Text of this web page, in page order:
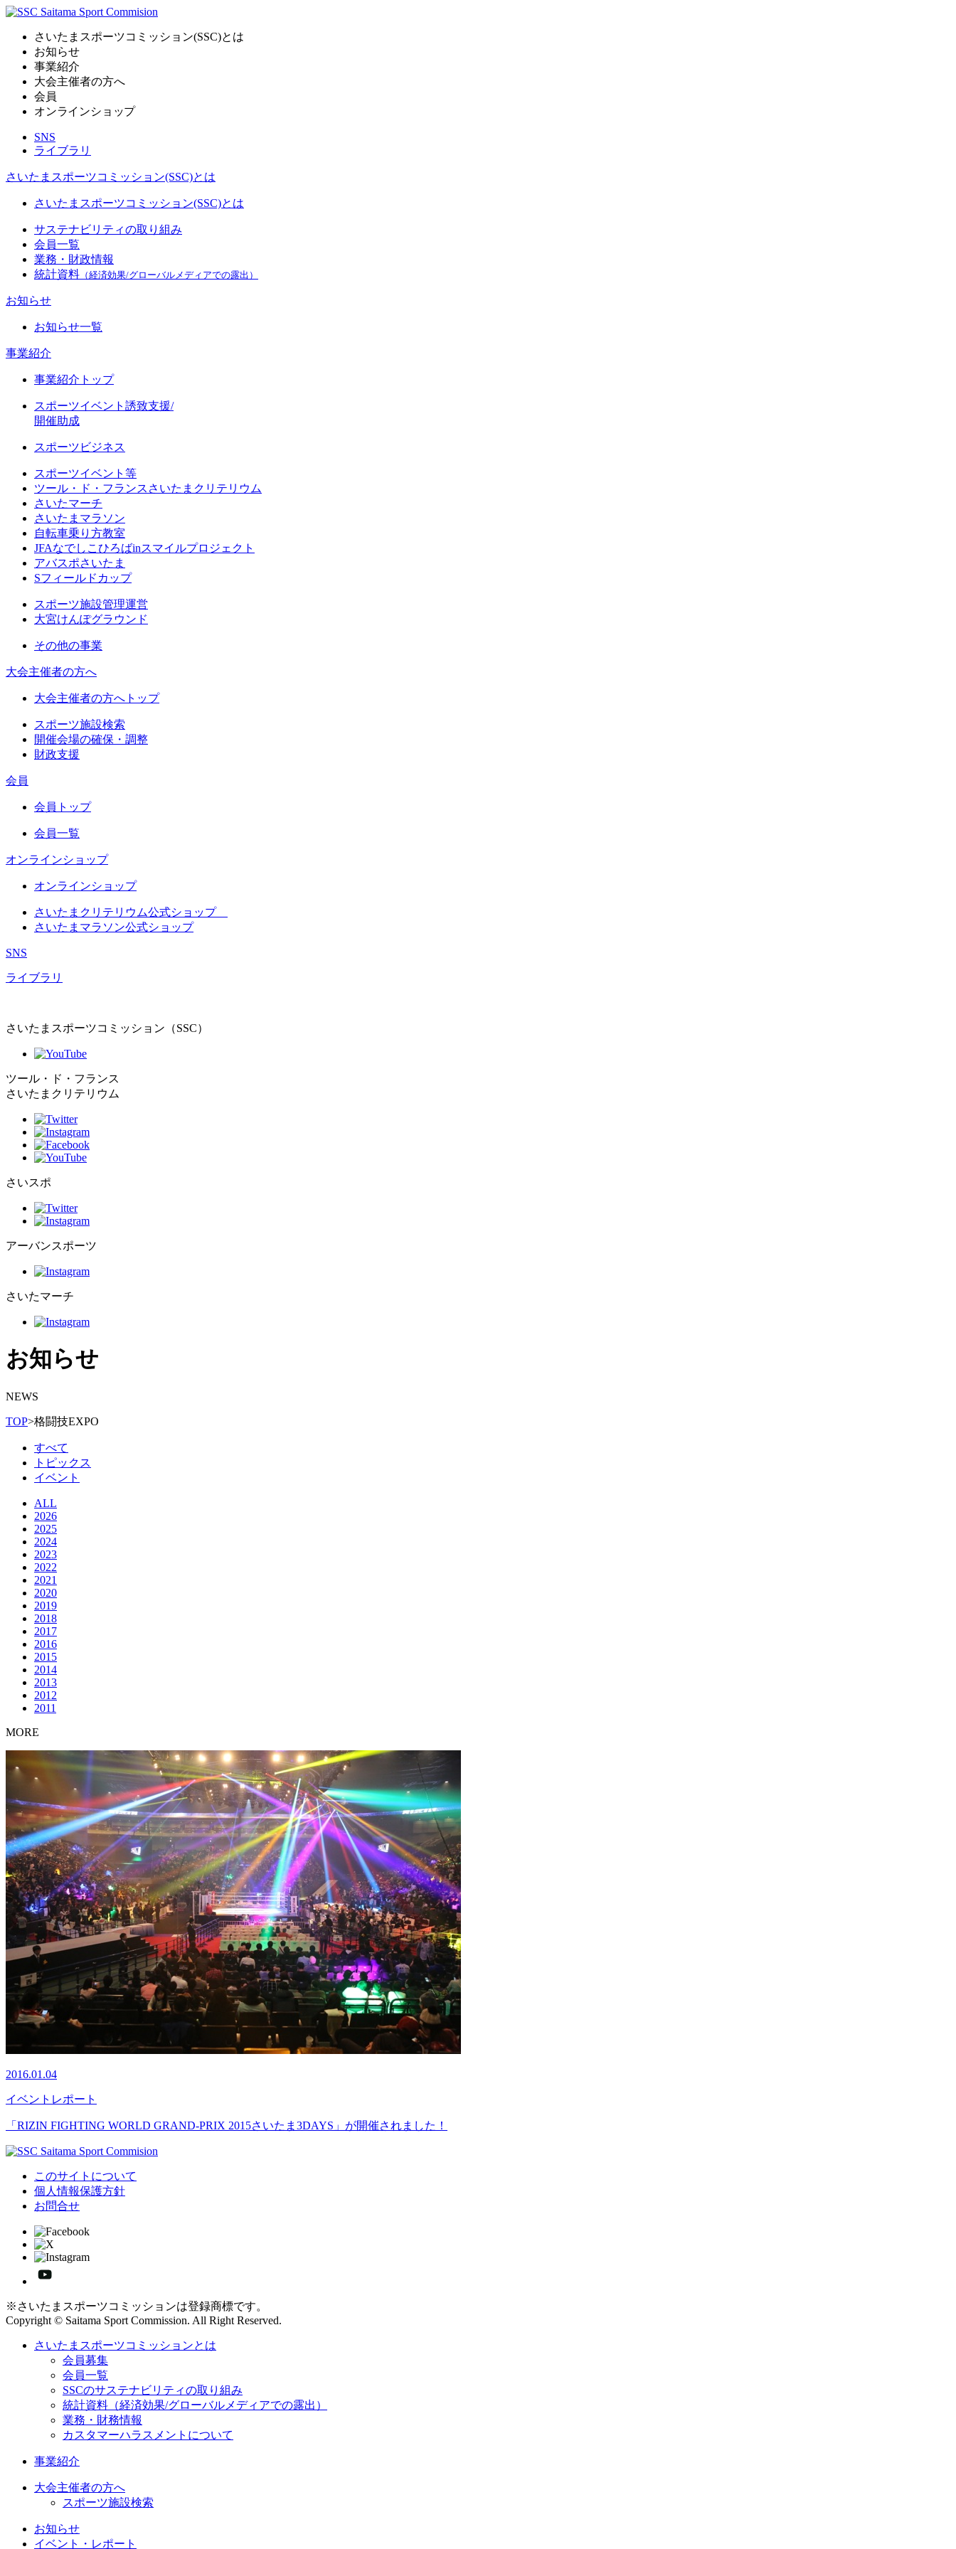
さいたまスポーツコミッション(SSC)とは
お知らせ
事業紹介
大会主催者の方へ
会員
オンラインショップ
SNS
ライブラリ
さいたまスポーツコミッション(SSC)とは
さいたまスポーツコミッション(SSC)とは
サステナビリティの取り組み
会員一覧
業務・財政情報
統計資料 （経済効果/グローバルメディアでの露出）
お知らせ
お知らせ一覧
事業紹介
事業紹介トップ
スポーツイベント誘致支援/
開催助成
スポーツビジネス
スポーツイベント等
ツール・ド・フランスさいたまクリテリウム
さいたマーチ
さいたまマラソン
自転車乗り方教室
JFAなでしこひろばinスマイルプロジェクト
アバスポさいたま
Sフィールドカップ
スポーツ施設管理運営
大宮けんぽグラウンド
その他の事業
大会主催者の方へ
大会主催者の方へトップ
スポーツ施設検索
開催会場の確保・調整
財政支援
会員
会員トップ
会員一覧
オンラインショップ
オンラインショップ
さいたまクリテリウム公式ショップ
さいたまマラソン公式ショップ
SNS
ライブラリ
さいたまスポーツコミッション（SSC）
ツール・ド・フランス
さいたまクリテリウム
さいスポ
アーバンスポーツ
さいたマーチ
お知らせ
NEWS
TOP>格闘技EXPO
すべて
トピックス
イベント
ALL
2026
2025
2024
2023
2022
2021
2020
2019
2018
2017
2016
2015
2014
2013
2012
2011
MORE
2016.01.04
イベント レポート
「RIZIN FIGHTING WORLD GRAND-PRIX 2015さいたま3DAYS」が開催されました！
このサイトについて
個人情報保護方針
お問合せ
※さいたまスポーツコミッションは登録商標です。
Copyright © Saitama Sport Commission. All Right Reserved.
さいたまスポーツコミッションとは
会員募集
会員一覧
SSCのサステナビリティの取り組み
統計資料（経済効果/グローバルメディアでの露出）
業務・財務情報
カスタマーハラスメントについて
事業紹介
大会主催者の方へ
スポーツ施設検索
お知らせ
イベント・レポート